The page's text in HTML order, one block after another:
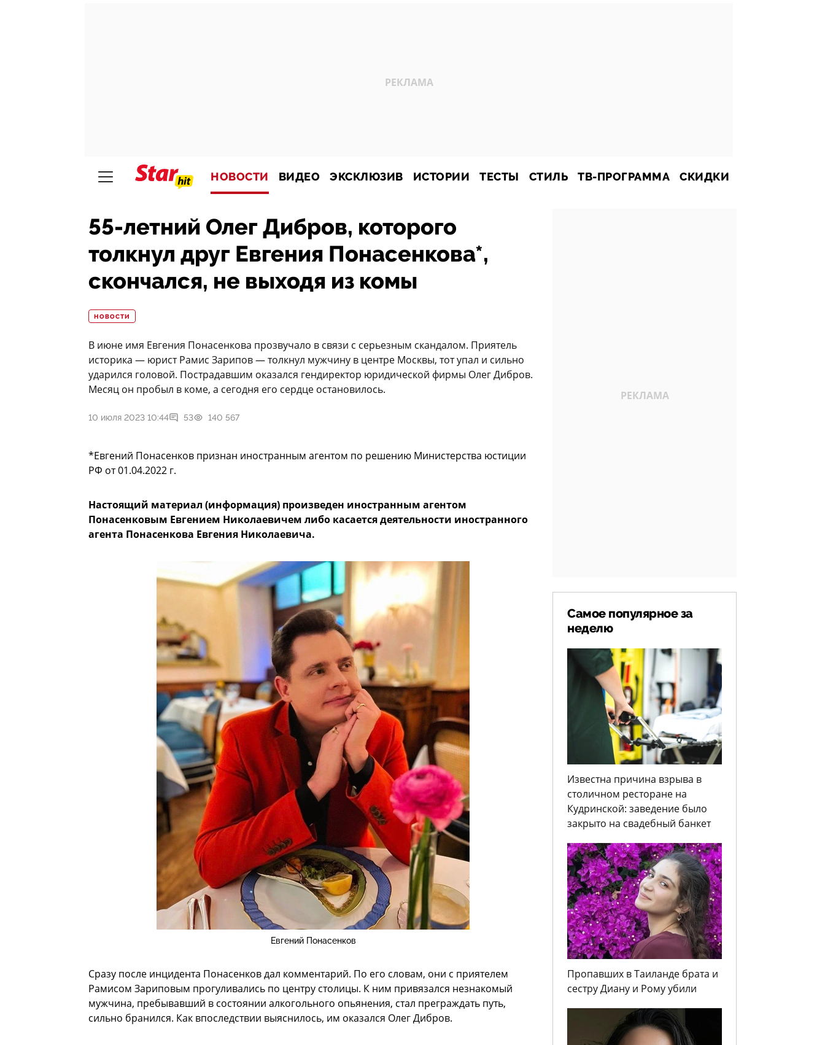
НОВОСТИ ВИДЕО ЭКСКЛЮЗИВ ИСТОРИИ ТЕСТЫ СТИЛЬ ТВ-ПРОГРАММА СКИДКИ
55-летний Олег Дибров, которого
толкнул друг Евгения Понасенкова*,
скончался, не выходя из комы
НОВОСТИ
В июне имя Евгения Понасенкова прозвучало в связи с серьезным скандалом. Приятель
историка — юрист Рамис Зарипов — толкнул мужчину в центре Москвы, тот упал и сильно
ударился головой. Пострадавшим оказался гендиректор юридической фирмы Олег Дибров.
Месяц он пробыл в коме, а сегодня его сердце остановилось.
10 июля 2023 10:44 53 140 567
*Евгений Понасенков признан иностранным агентом по решению Министерства юстиции
РФ от 01.04.2022 г.
Настоящий материал (информация) произведен иностранным агентом
Понасенковым Евгением Николаевичем либо касается деятельности иностранного
агента Понасенкова Евгения Николаевича.
Евгений Понасенков
Сразу после инцидента Понасенков дал комментарий. По его словам, они с приятелем
Рамисом Зариповым прогуливались по центру столицы. К ним привязался незнакомый
мужчина, пребывавший в состоянии алкогольного опьянения, стал преграждать путь,
сильно бранился. Как впоследствии выяснилось, им оказался Олег Дибров.
Самое популярное за
неделю
Известна причина взрыва в
столичном ресторане на
Кудринской: заведение было
закрыто на свадебный банкет
Пропавших в Таиланде брата и
сестру Диану и Рому убили